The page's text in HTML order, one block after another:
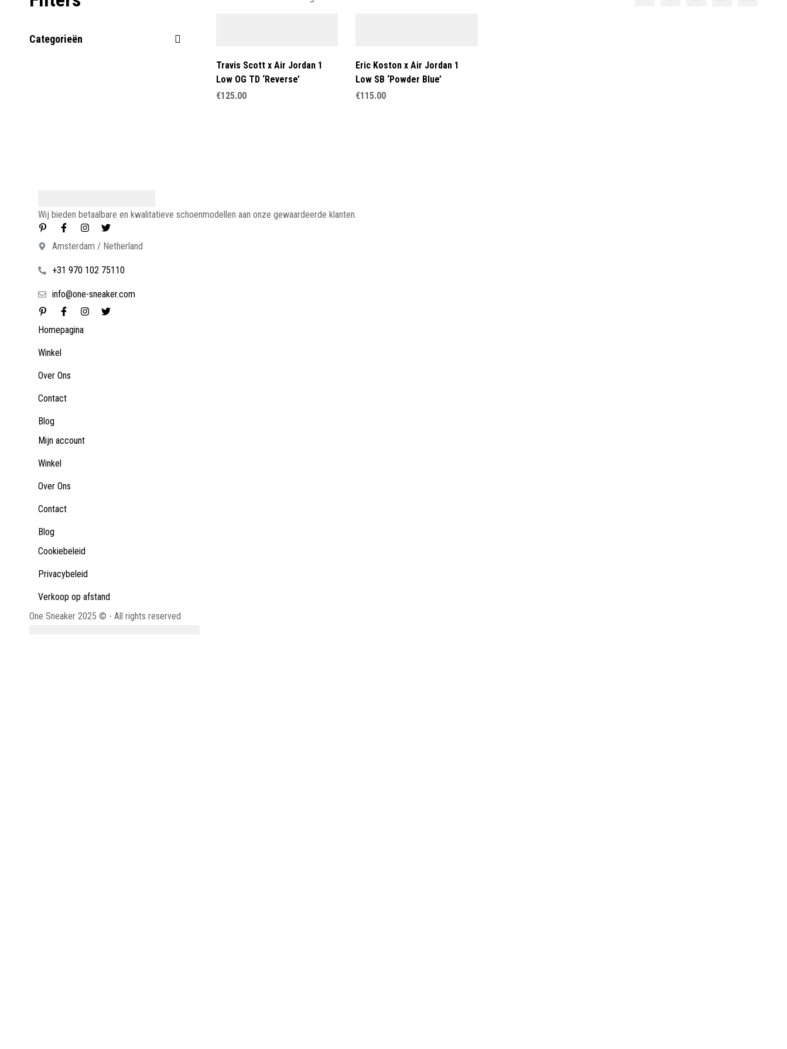
Categorieën
Travis Scott x Air Jordan 1
Low OG TD ‘Reverse’
€125.00
Eric Koston x Air Jordan 1
Low SB ‘Powder Blue’
€115.00
Wij bieden betaalbare en kwalitatieve schoenmodellen aan onze gewaardeerde klanten.
Amsterdam / Netherland
+31 970 102 75110
info@one-sneaker.com
Homepagina
Winkel
Over Ons
Contact
Blog
Mijn account
Winkel
Over Ons
Contact
Blog
Cookiebeleid
Privacybeleid
Verkoop op afstand
One Sneaker 2025 © - All rights reserved